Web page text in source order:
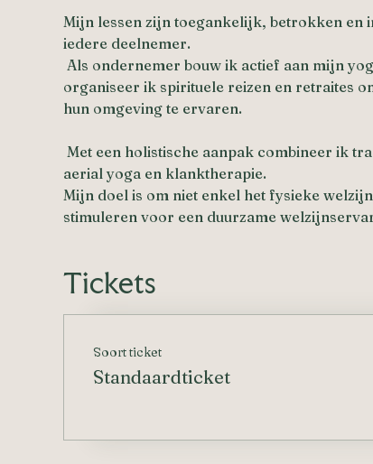
Mijn lessen zijn toegankelijk, betrokken en
iedere deelnemer.
Als ondernemer bouw ik actief aan mijn
organiseer ik spirituele reizen en retraites
hun omgeving te ervaren.
Met een holistische aanpak combineer ik
aerial yoga en klanktherapie.
Mijn doel is om niet enkel het fysieke
stimuleren voor een duurzame
Tickets
Soort ticket
Standaardticket